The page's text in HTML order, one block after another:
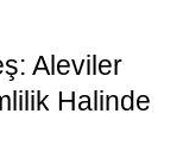
Aleviler
Halinde